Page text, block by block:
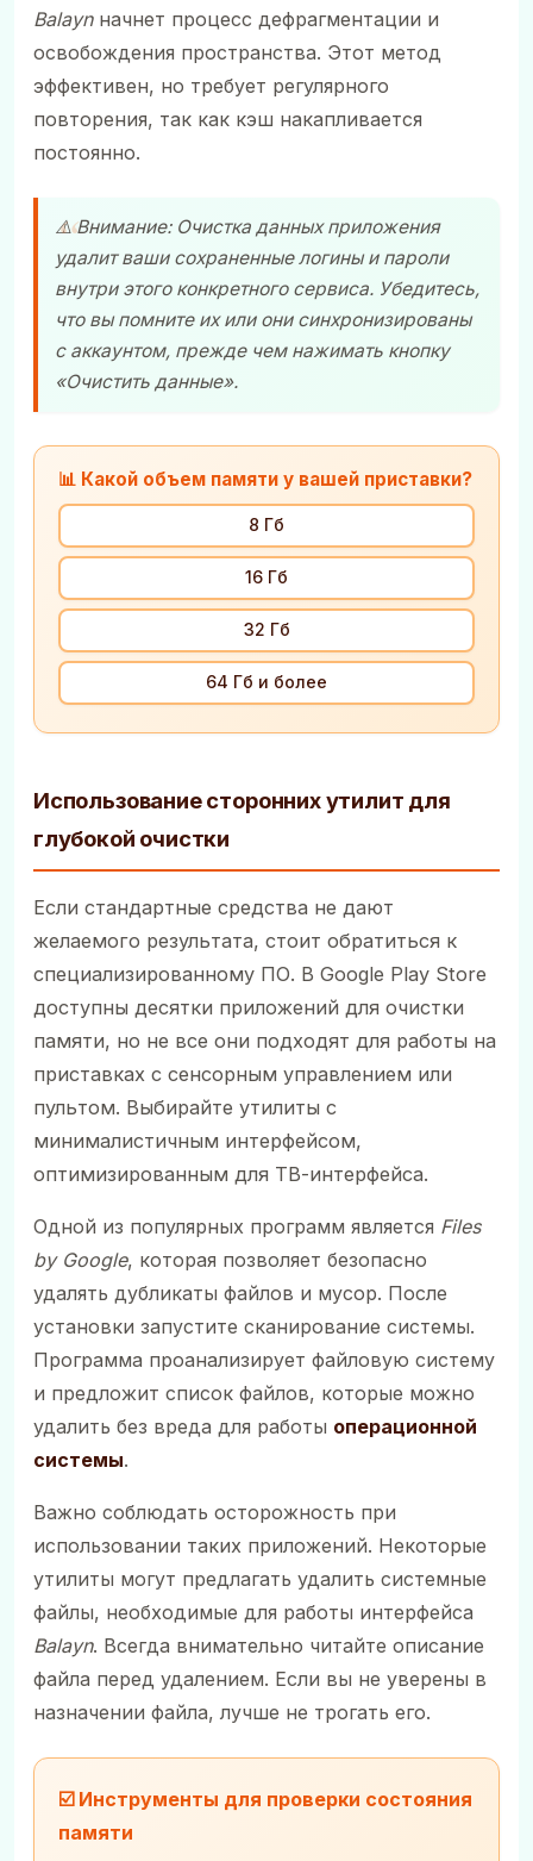
Balaynначнет процесс дефрагментации и
освобождения пространства. Этот метод
эффективен, но требует регулярного
повторения, так как кэш накапливается
постоянно.
⚠️ Внимание: Очистка данных приложения
удалит ваши сохраненные логины и пароли
внутри этого конкретного сервиса. Убедитесь,
что вы помните их или они синхронизированы
с аккаунтом, прежде чем нажимать кнопку
«Очистить данные».
📊 Какой объем памяти у вашей приставки?
8 Гб
16 Гб
32 Гб
64 Гб и более
Использование сторонних утилит для
глубокой очистки
Если стандартные средства не дают
желаемого результата, стоит обратиться к
специализированному ПО. В Google Play Store
доступны десятки приложений для очистки
памяти, но не все они подходят для работы на
приставках с сенсорным управлением или
пультом. Выбирайте утилиты с
минималистичным интерфейсом,
оптимизированным для ТВ-интерфейса.
Одной из популярных программ является Files
by Google, которая позволяет безопасно
удалять дубликаты файлов и мусор. После
установки запустите сканирование системы.
Программа проанализирует файловую систему
и предложит список файлов, которые можно
удалить без вреда для работы операционной
системы.
Важно соблюдать осторожность при
использовании таких приложений. Некоторые
утилиты могут предлагать удалить системные
файлы, необходимые для работы интерфейса
Balayn. Всегда внимательно читайте описание
файла перед удалением. Если вы не уверены в
назначении файла, лучше не трогать его.
☑️ Инструменты для проверки состояния
памяти